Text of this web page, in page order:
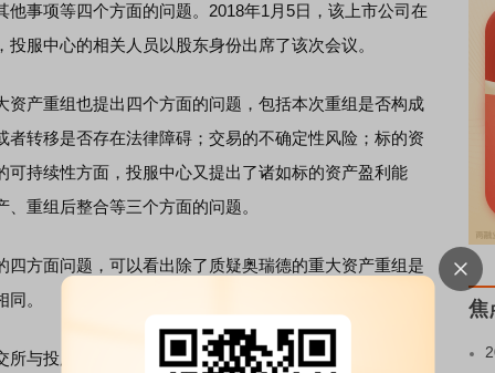
事项等四个方面的问题。2018年1月5日，该上市公司在
投服中心的相关人员以股东身份出席了该次会议。
产重组也提出四个方面的问题，包括本次重组是否构成
转移是否存在法律障碍；交易的不确定性风险；标的资
可持续性方面，投服中心又提出了诸如标的资产盈利能
重组后整合等三个方面的问题。
方面问题，可以看出除了质疑奥瑞德的重大资产重组是
。
投服中心之间既有“共识”，又有不同的侧重点。而且，
焦